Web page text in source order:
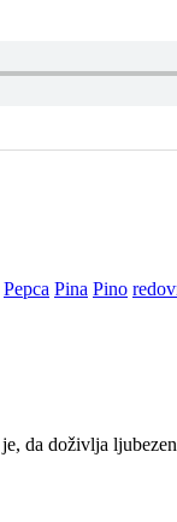
Pepca Pina Pino
je, da doživlja